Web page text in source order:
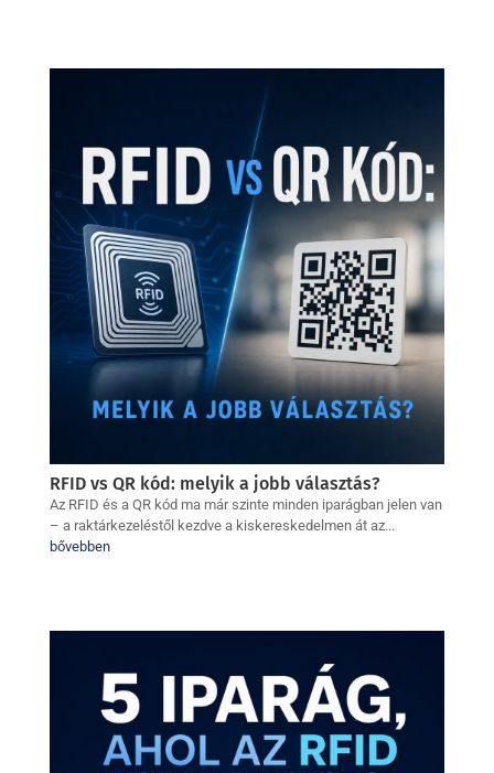
RFID vs QR kód: melyik a jobb választás?
Az RFID és a QR kód ma már szinte minden iparágban jelen van
– a raktárkezeléstől kezdve a kiskereskedelmen át az...
bővebben